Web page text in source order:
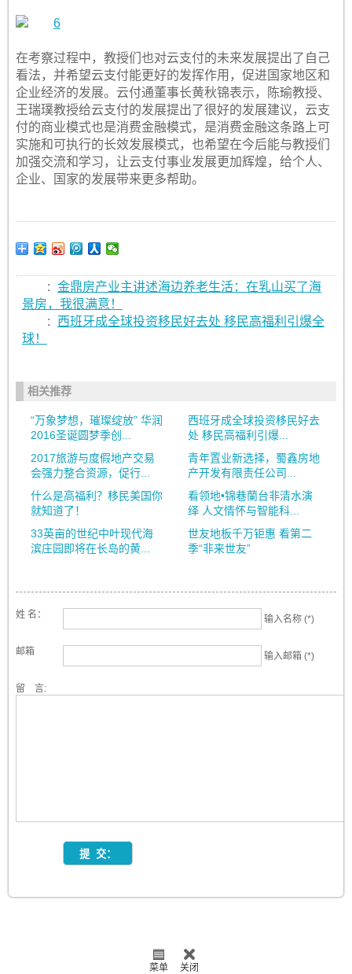
在考察过程中，教授们也对云支付的未来发展提出了自己
看法，并希望云支付能更好的发挥作用，促进国家地区和
企业经济的发展。云付通董事长黄秋锦表示，陈瑜教授、
王瑞璞教授给云支付的发展提出了很好的发展建议，云支
付的商业模式也是消费金融模式，是消费金融这条路上可
实施和可执行的长效发展模式，也希望在今后能与教授们
加强交流和学习，让云支付事业发展更加辉煌，给个人、
企业、国家的发展带来更多帮助。
: 金鼎房产业主讲述海边养老生活：在乳山买了海
景房，我很满意！
:
西班牙成全球投资移民好去处 移民高福利引爆全
球！
相关推荐
“万象梦想，璀璨绽放” 华润
2016圣诞圆梦季创...
西班牙成全球投资移民好去
处 移民高福利引爆...
2017旅游与度假地产交易
会强力整合资源，促行...
青年置业新选择，蜀鑫房地
产开发有限责任公司...
什么是高福利？移民美国你
就知道了！
看领地•锦巷蘭台非清水演
绎 人文情怀与智能科...
33英亩的世纪中叶现代海
滨庄园即将在长岛的黄...
世友地板千万钜惠 看第二
季“非来世友”
姓 名： 输入名称 (*)
邮箱 输入邮箱 (*)
留 言:
菜单 关闭